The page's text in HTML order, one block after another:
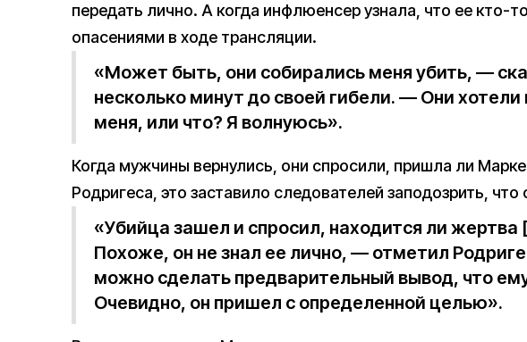
передать лично. А когда инфлюенсер узнала, что ее кто-
опасениями в ходе трансляции.
«Может быть, они собирались меня убить, —
несколько минут до своей гибели. — Они хотели
меня, или что? Я волнуюсь».
Когда мужчины вернулись, они спросили, пришла ли
Родригеса, это заставило следователей заподозрить,
«Убийца зашел и спросил, находится ли жертва
Похоже, он не знал ее лично, — отметил
можно сделать предварительный вывод, что
Очевидно, он пришел с определенной целью».